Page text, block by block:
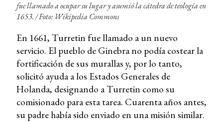
fue llamado a ocupar su lugar y asumió la cátedra de teología en
1653. /Foto: Wikipedia Commons
En 1661, Turretin fue llamado a un nuevo
servicio. El pueblo de Ginebra no podía costear la
fortificación de sus murallas y, por lo tanto,
solicitó ayuda a los Estados Generales de
Holanda, designando a Turretin como su
comisionado para esta tarea. Cuarenta años antes,
su padre había sido enviado en una misión similar.